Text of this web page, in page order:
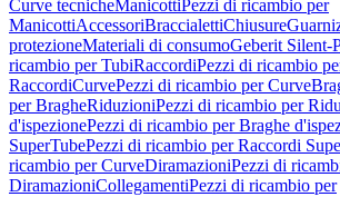
Curve tecnicheManicottiPezzi di ricambio per
ManicottiAccessoriBraccialettiChiusure
protezioneMateriali di consumoGeberit Silent-
ricambio per TubiRaccordiPezzi di ricambio
RaccordiCurvePezzi di ricambio per Curve
per BragheRiduzioniPezzi di ricambio per
d'ispezionePezzi di ricambio per Braghe
SuperTubePezzi di ricambio per Raccordi
ricambio per CurveDiramazioniPezzi di
DiramazioniCollegamentiPezzi di ricambio per